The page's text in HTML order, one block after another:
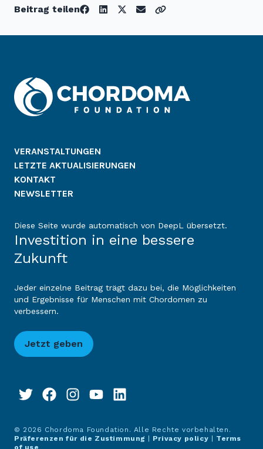
Beitrag teilen
VERANSTALTUNGEN
LETZTE AKTUALISIERUNGEN
KONTAKT
NEWSLETTER
Diese Seite wurde automatisch von DeepL übersetzt.
Investition in eine bessere
Zukunft
Jeder einzelne Beitrag trägt dazu bei, die Möglichkeiten
und Ergebnisse für Menschen mit Chordomen zu
verbessern.
Jetzt geben
© 2026 Chordoma Foundation. Alle Rechte vorbehalten.
Präferenzen für die Zustimmung
Privacy policy
Terms